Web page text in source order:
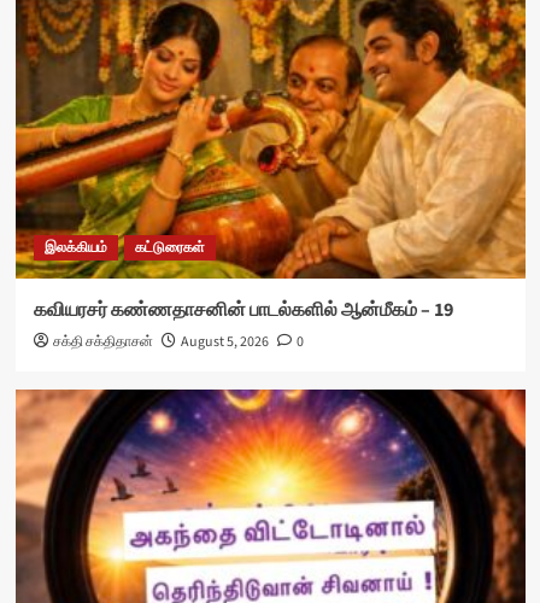
இலக்கியம் கட்டுரைகள்
கவியரசர் கண்ணதாசனின் பாடல்களில் ஆன்மீகம் – 19
சக்தி சக்திதாசன் August 5, 2026 0